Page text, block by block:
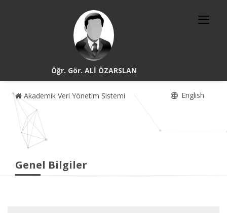
Öğr. Gör. ALİ ÖZARSLAN
Akademik Veri Yönetim Sistemi English
Genel Bilgiler